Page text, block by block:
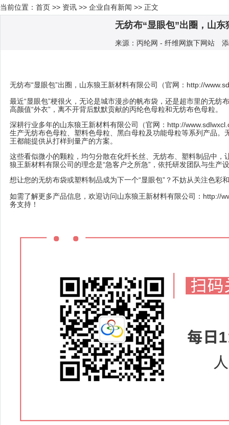
当前位置： 首页 >> 资讯 >> 企业自有新闻 >> 正文
无纺布“显眼包”出圈，山
来源：丙纶网 - 纤维网旗下网站
无纺布“显眼包”出圈，山东狼王新材料有限公司（官网： http://
最近“显眼包”梗很火，无论是城市漫步的帆布袋，还是超市里的无纺
高颜值“外衣”，离不开背后默默贡献的丙纶色母粒和无纺布色母粒。
深耕行业多年的山东狼王新材料有限公司（官网： http://
生产无纺布色母粒 、塑料色母粒、黑白母粒及功能母粒等系列产品
王都能提供从打样到量产的方案。
这些看似微小的颗粒，均匀分散在化纤长丝、无纺布、塑料制品中
狼王新材料有限公司的理念是“急客户之所急”，依托研发团队与生产
想让您的无纺布袋或塑料制品成为下一个“显眼包”？不妨从关注色彩
如需了解更多产品信息，欢迎访问山东狼王新材料有限公司： http://
务支持！